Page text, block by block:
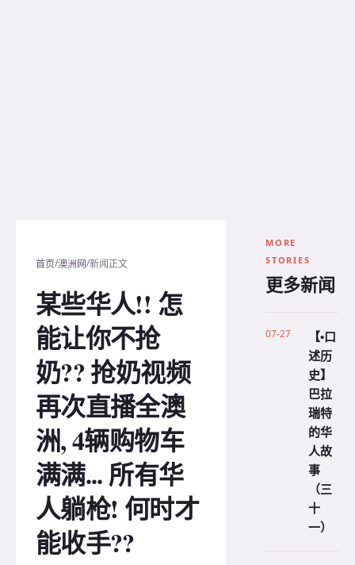
首页/澳洲网/新闻正文
某些华人!! 怎
能让你不抢
奶?? 抢奶视频
再次直播全澳
洲, 4辆购物车
满满... 所有华
人躺枪! 何时才
能收手??
MORE
STORIES
更多新闻
07-27
【•口
述历
史】
巴拉
瑞特
的华
人故
事
（三
十
一）